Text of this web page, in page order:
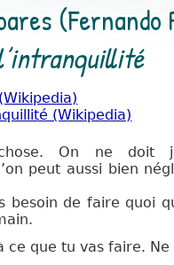
(Fernando
(Wikipedia)
On ne doit
peut aussi bien
besoin de faire quoi
ce que tu vas faire. Ne